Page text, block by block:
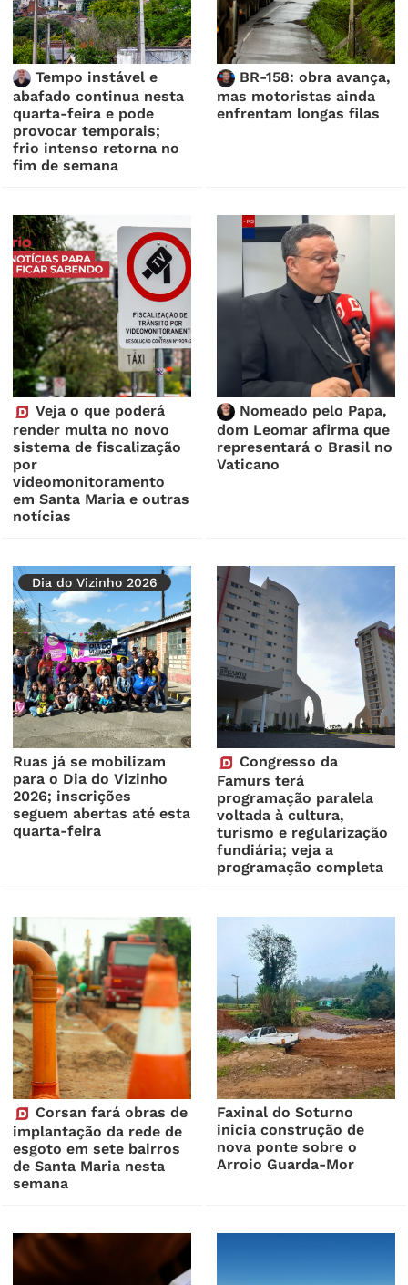
Tempo instável e
abafado continua nesta
quarta-feira e pode
provocar temporais;
frio intenso retorna no
fim de semana
BR-158: obra avança,
mas motoristas ainda
enfrentam longas filas
Veja o que poderá
render multa no novo
sistema de fiscalização
por
videomonitoramento
em Santa Maria e outras
notícias
Nomeado pelo Papa,
dom Leomar afirma que
representará o Brasil no
Vaticano
Dia do Vizinho 2026
Ruas já se mobilizam
para o Dia do Vizinho
2026; inscrições
seguem abertas até esta
quarta-feira
Congresso da
Famurs terá
programação paralela
voltada à cultura,
turismo e regularização
fundiária; veja a
programação completa
Corsan fará obras de
implantação da rede de
esgoto em sete bairros
de Santa Maria nesta
semana
Faxinal do Soturno
inicia construção de
nova ponte sobre o
Arroio Guarda-Mor